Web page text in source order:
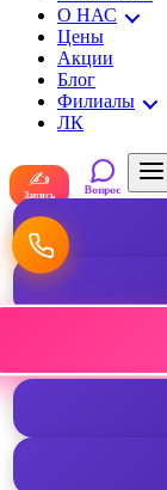
О НАС
Цены
Акции
Блог
Филиалы
ЛК
✍
Запись Вопрос